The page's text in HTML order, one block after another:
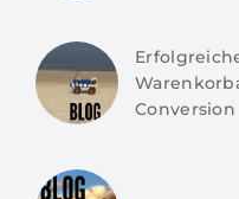
Conversion